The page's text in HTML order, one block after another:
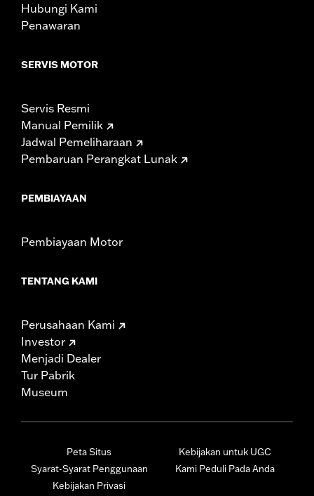
Hubungi Kami
Penawaran
SERVIS MOTOR
Servis Resmi
Manual Pemilik
Jadwal Pemeliharaan
Pembaruan Perangkat Lunak
PEMBIAYAAN
Pembiayaan Motor
TENTANG KAMI
Perusahaan Kami
Investor
Menjadi Dealer
Tur Pabrik
Museum
Peta Situs
Syarat-Syarat Penggunaan
Kebijakan Privasi
Kebijakan untuk UGC
Kami Peduli Pada Anda